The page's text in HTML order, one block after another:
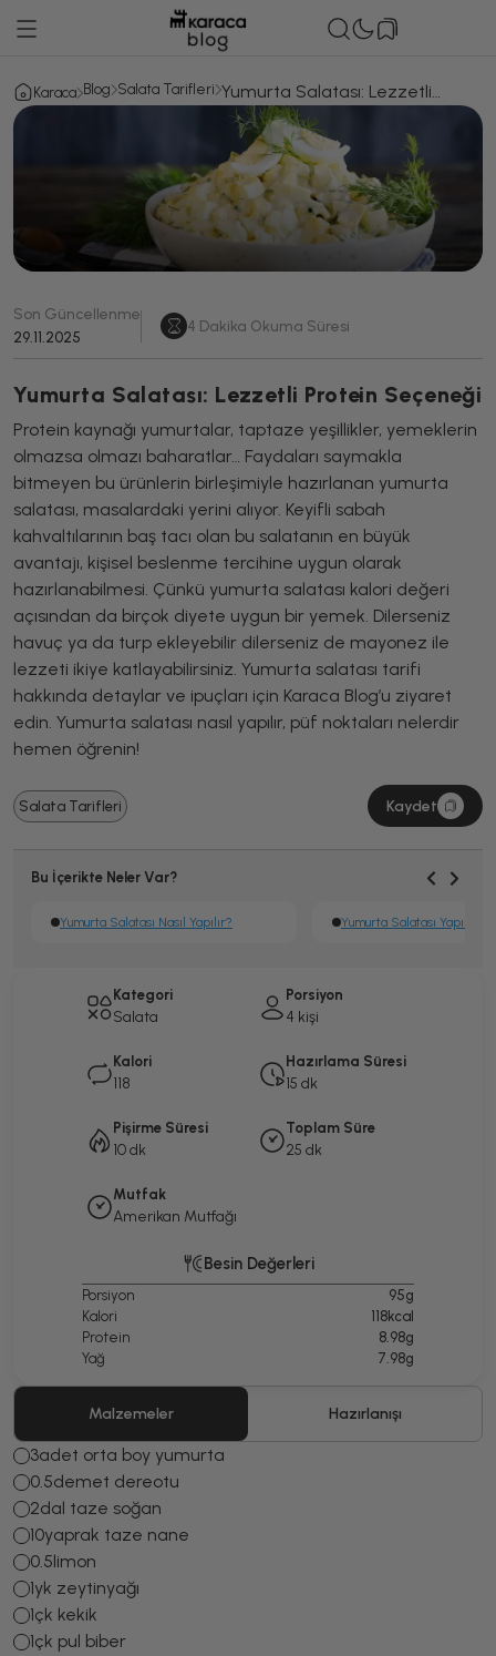
Karaca Blog Salata Tarifleri Yumurta Salatası: Lezzetli
Protein Seçeneği
Son Güncellenme
29.11.2025
4 Dakika Okuma Süresi
Yumurta Salatası: Lezzetli Protein Seçeneği
Protein kaynağı yumurtalar, taptaze yeşillikler, yemeklerin
olmazsa olmazı baharatlar… Faydaları saymakla
bitmeyen bu ürünlerin birleşimiyle hazırlanan yumurta
salatası, masalardaki yerini alıyor. Keyifli sabah
kahvaltılarının baş tacı olan bu salatanın en büyük
avantajı, kişisel beslenme tercihine uygun olarak
hazırlanabilmesi. Çünkü yumurta salatası kalori değeri
açısından da birçok diyete uygun bir yemek. Dilerseniz
havuç ya da turp ekleyebilir dilerseniz de mayonez ile
lezzeti ikiye katlayabilirsiniz. Yumurta salatası tarifi
hakkında detaylar ve ipuçları için Karaca Blog’u ziyaret
edin. Yumurta salatası nasıl yapılır, püf noktaları nelerdir
hemen öğrenin!
Salata Tarifleri Kaydet
Bu İçerikte Neler Var?
Yumurta Salatası Nasıl Yapılır? Yumurta Salatası Yapımı
Kategori
Salata
Porsiyon
4 kişi
Kalori
118
Hazırlama Süresi
15 dk
Pişirme Süresi
10 dk
Toplam Süre
25 dk
Mutfak
Amerikan Mutfağı
Besin Değerleri
Porsiyon
95g
Kalori
118kcal
Protein
8.98g
Yağ
7.98g
Malzemeler Hazırlanışı
3adet orta boy yumurta
0.5demet dereotu
2dal taze soğan
10yaprak taze nane
0.5limon
1yk zeytinyağı
1çk kekik
1çk pul biber